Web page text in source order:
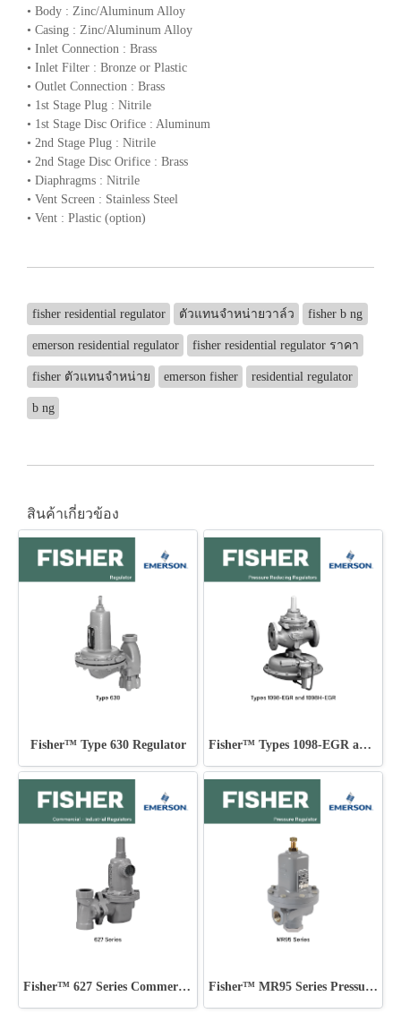
• Body : Zinc/Aluminum Alloy
• Casing : Zinc/Aluminum Alloy
• Inlet Connection : Brass
• Inlet Filter : Bronze or Plastic
• Outlet Connection : Brass
• 1st Stage Plug : Nitrile
• 1st Stage Disc Orifice : Aluminum
• 2nd Stage Plug : Nitrile
• 2nd Stage Disc Orifice : Brass
• Diaphragms : Nitrile
• Vent Screen : Stainless Steel
• Vent : Plastic (option)
fisher residential regulator ตัวแทนจำหน่ายวาล์ว fisher b ng
emerson residential regulator fisher residential regulator ราคา
fisher ตัวแทนจำหน่าย emerson fisher residential regulator
b ng
สินค้าเกี่ยวข้อง
Fisher™ Type 630 Regulator Fisher™ Types 1098-EGR and 1098H-EGR
Fisher™ 627 Series Commercial - Industrial Regulators Fisher™ MR95 Series Pressure Regulator